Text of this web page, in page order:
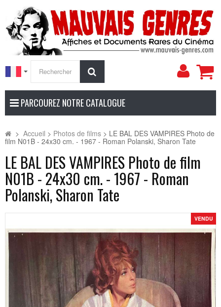
Mon
PARCOUREZ NOTRE CATALOGUE
> Accueil > Photos de films > LE BAL DES VAMPIRES Photo de
film N01B - 24x30 cm. - 1967 - Roman Polanski, Sharon Tate
LE BAL DES VAMPIRES Photo de film
N01B - 24x30 cm. - 1967 - Roman
Polanski, Sharon Tate
VENDU